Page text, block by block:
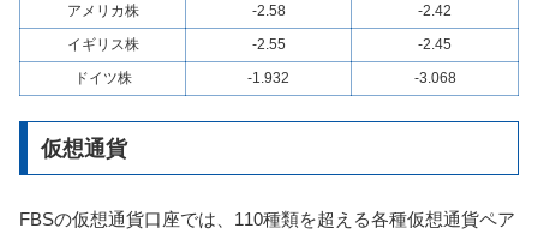
アメリカ株
-2.58
-2.42
イギリス株
-2.55
-2.45
ドイツ株
-1.932 -3.068
仮想通貨
FBSの仮想通貨口座では、110種類を超える各種仮想通貨ペア